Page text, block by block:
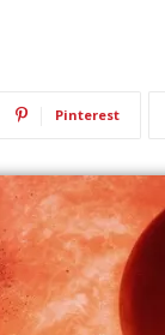
Pinterest